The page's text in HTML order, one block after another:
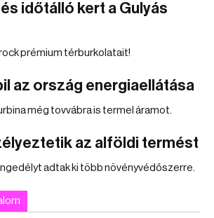
időtálló kert a Gulyás
prémium térburkolatait!
az ország energiaellátása
még tovvábra is termel áramot.
az alföldi termést
adtak ki több növényvédőszerre.